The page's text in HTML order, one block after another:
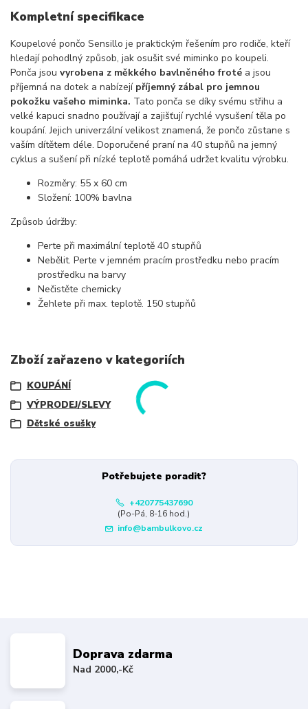
Kompletní specifikace
Koupelové pončo Sensillo je praktickým řešením pro rodiče, kteří
hledají pohodlný způsob, jak osušit své miminko po koupeli.
Ponča jsou vyrobena z měkkého bavlněného froté a jsou
příjemná na dotek a nabízejí příjemný zábal pro jemnou
pokožku vašeho miminka. Tato ponča se díky svému střihu a
velké kapuci snadno používají a zajišťují rychlé vysušení těla po
koupání. Jejich univerzální velikost znamená, že pončo zůstane s
vaším dítětem déle. Doporučené praní na 40 stupňů na jemný
cyklus a sušení při nízké teplotě pomáhá udržet kvalitu výrobku.
Rozměry: 55 x 60 cm
Složení: 100% bavlna
Způsob údržby:
Perte při maximální teplotě 40 stupňů
Nebělit. Perte v jemném pracím prostředku nebo pracím
prostředku na barvy
Nečistěte chemicky
Žehlete při max. teplotě. 150 stupňů
Zboží zařazeno v kategoriích
KOUPÁNÍ
VÝPRODEJ/SLEVY
Dětské osušky
Potřebujete poradit?
+420775437690
(Po-Pá, 8-16 hod.)
info@bambulkovo.cz
Doprava zdarma
Nad 2000,-Kč